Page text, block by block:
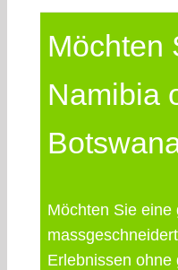
Möchten
Namibia
Möchten Sie eine
Erlebnissen ohne